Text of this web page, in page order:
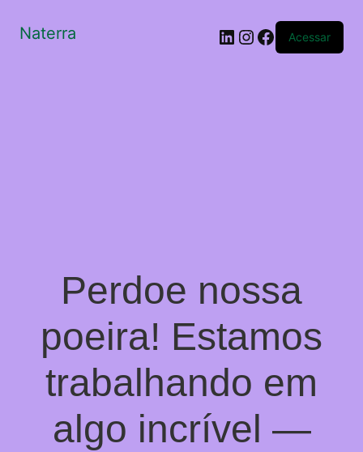
Naterra LinkedIn
Instagram
Facebook
Acessar
Perdoe nossa
poeira! Estamos
trabalhando em
algo incrível —